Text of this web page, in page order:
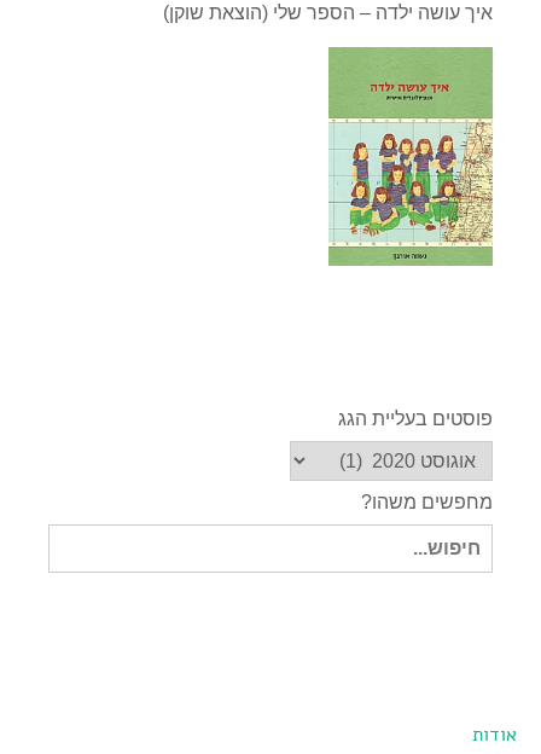
איך עושה ילדה – הספר שלי (הוצאת שוקן)
פוסטים בעליית הגג
מחפשים משהו?
חיפוש
עבור:
אודות